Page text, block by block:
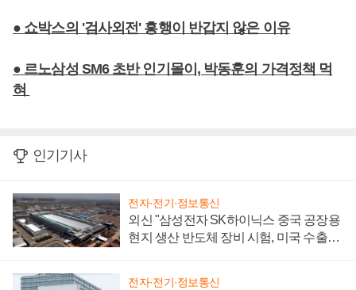
● 쇼박스의 '검사외전' 흥행이 반갑지 않은 이유
● 르노삼성 SM6 초반 인기몰이, 박동훈의 가격정책 먹
혀
인기기사
전자·전기·정보통신
외신 "삼성전자 SK하이닉스 중국 공장용
현지 생산 반도체 장비 시험, 미국 수출통
전자·전기·정보통신